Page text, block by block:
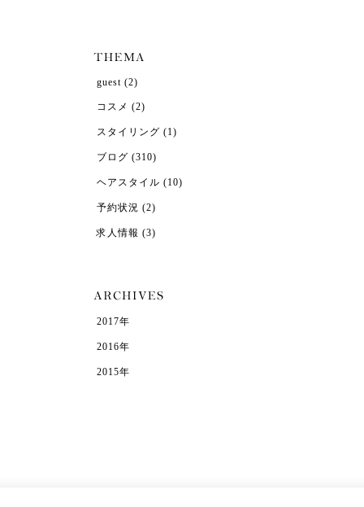
guest (2)
コスメ (2)
スタイリング (1)
ブログ (310)
ヘアスタイル (10)
予約状況 (2)
求人情報 (3)
2017年
2016年
2015年